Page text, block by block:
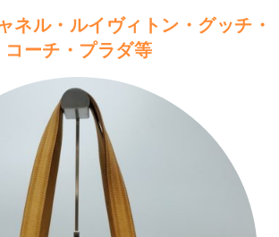
ネル・ルイヴィトン・グッチ・
コーチ・プラダ等